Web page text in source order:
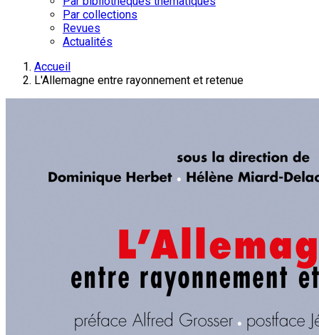
Par collections
Revues
Actualités
Accueil
L'Allemagne entre rayonnement et retenue